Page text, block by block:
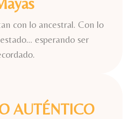
con lo ancestral. Con lo
esperando ser
AUTÉNTICO